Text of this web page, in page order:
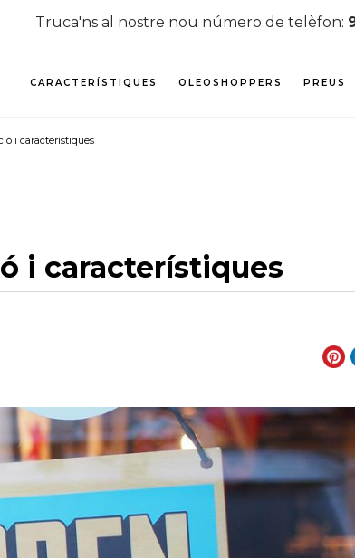
Truca'ns al nostre nou número de telèfon:
CARACTERÍSTIQUES OLEOSHOPPERS PREUS
i característiques
i característiques